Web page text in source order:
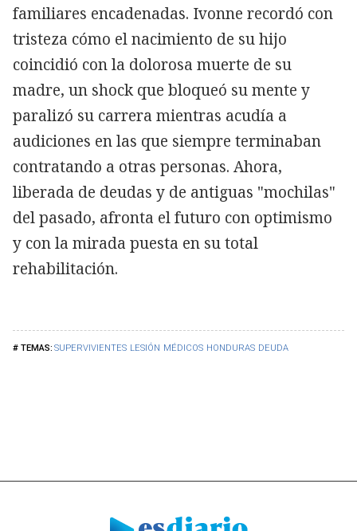
SUPERVIVIENTES LESIÓN MÉDICOS HONDURAS DEUDA
familiares encadenadas. Ivonne recordó con
tristeza cómo el nacimiento de su hijo
coincidió con la dolorosa muerte de su
madre, un shock que bloqueó su mente y
paralizó su carrera mientras acudía a
audiciones en las que siempre terminaban
contratando a otras personas. Ahora,
liberada de deudas y de antiguas "mochilas"
del pasado, afronta el futuro con optimismo
y con la mirada puesta en su total
rehabilitación.